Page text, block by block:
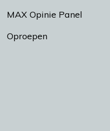
MAX Opinie Panel
Oproepen